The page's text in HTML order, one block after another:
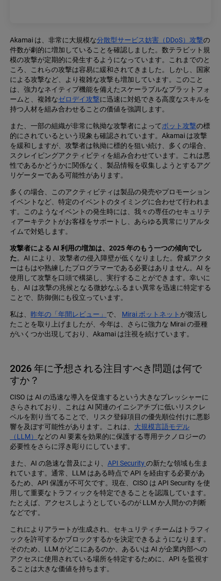
Akamai は、非常に大規模な分散型サービス妨害（DDoS）攻撃の
件数が劇的に増加していることを確認しました。数テラビット規
模の攻撃が定期的に発生するようになっています。これまでのと
ころ、これらの攻撃は容易に緩和されてきました。しかし、国家
による攻撃など、より複雑な攻撃も増加しています。このこと
は、強力なネイティブ機能を備えたスケーラブルなプラットフォ
ームと、複雑なゼロデイ攻撃に迅速に対処できる高度なスキルを
持つ人材を組み合わせることの価値を強調します。
また、一部の組織が非常に執拗な攻撃者によってボット攻撃の標
的にされているという現象も確認されています。Akamai は攻撃
を緩和しますが、攻撃者は執拗に標的を狙い続け、多くの場合、
スクレイピングアクティビティを組み合わせています。これは悪
性であるかどうかに関係なく、製品情報を収集しようとするアグ
リゲーターである可能性があります。
多くの場合、このアクティビティは製品の発売やプロモーション
イベントなど、特定のイベントのタイミングに合わせて行われま
す。このようなイベントの発生時には、我々の専任のセキュリテ
ィアーキテクトがお客様をサポートし、あらゆる異常にリアルタ
イムで対処します。
攻撃者による AI 利用の増加は、2025 年のもう一つの傾向でし
た。AI により、攻撃者の侵入障壁が低くなりました。脅威アクタ
ーはもはや熟練したプログラマーである必要はありません。AI を
使用して攻撃を口頭で構築し、実行することができます。幸いに
も、AI は攻撃の兆候となる微妙なふるまい異常を迅速に特定する
ことで、防御側にも役立っています。
私は、 昨年の「年間レビュー」 で、 Mirai ボットネット が復活し
たことを取り上げましたが、今年は、さらに強力な Mirai の亜種
がいくつか出現しており、Akamai は注視を続けています。
2026 年に予想される注目すべき問題は何で
すか？
CISO は AI の迅速な導入を促進するという大きなプレッシャーに
さらされており、これは AI 関連のイニシアチブに低いリスクレ
ベルを割り当てることで、リスク登録項目の優先順位付けに悪影
響を及ぼす可能性があります。これは、 大規模言語モデル
（LLM） などの AI 要素を効果的に保護する専用テクノロジーの
必要性をさらに浮き彫りにしています。
また、AI の急速な普及により、 API Securityの新たな領域も生ま
れています。通常、LLM はある時点で API を経由する必要があ
るため、API 保護が不可欠です。現在、CISO は API Security を使
用して重要なトラフィックを特定できることを認識しています。
たとえば、アクセスしようとしているのが LLM か人間かの判断
などです。
これによりアラートが生成され、セキュリティチームはトラフィ
ックを許可するかブロックするかを決定できるようになります。
そのため、LLM がどこにあるのか、あるいは AI が企業内部への
アクセスに使用されている場所を特定するために、API を監視す
ることは大きな価値を持ちます。